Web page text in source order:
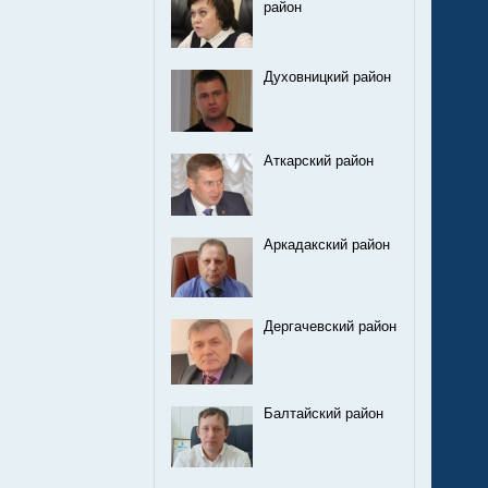
район
Духовницкий район
Аткарский район
Аркадакский район
Дергачевский район
Балтайский район